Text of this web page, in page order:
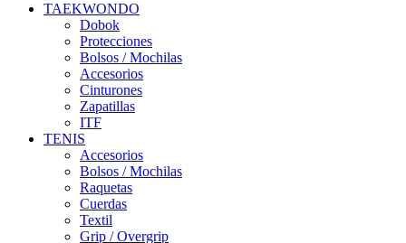
TAEKWONDO
Dobok
Protecciones
Bolsos / Mochilas
Accesorios
Cinturones
Zapatillas
ITF
TENIS
Accesorios
Bolsos / Mochilas
Raquetas
Cuerdas
Textil
Grip / Overgrip